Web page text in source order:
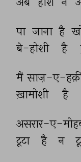
पा जाना है
बे-होशी
है
मैं साज़-ए-
ख़ामोशी
है
असरार-ए-
टूटा
है न